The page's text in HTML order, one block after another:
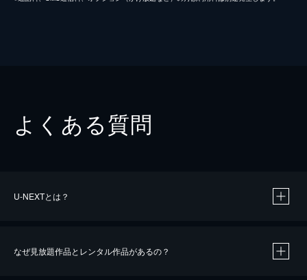
よくある質問
U-NEXTとは？
なぜ見放題作品とレンタル作品があるの？